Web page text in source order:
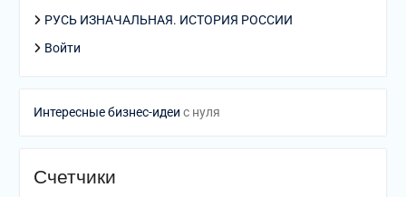
РУСЬ ИЗНАЧАЛЬНАЯ. ИСТОРИЯ РОССИИ
Войти
Интересные бизнес-идеи с нуля
Счетчики